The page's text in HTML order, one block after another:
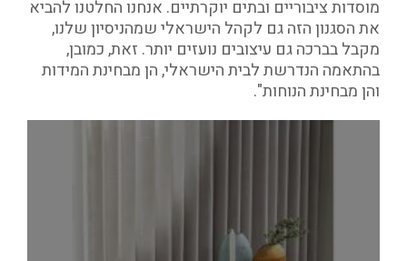
מוסדות ציבוריים ובתים יוקרתיים. אנחנו החלטנו להביא
את הסגנון הזה גם לקהל הישראלי שמהניסיון שלנו,
מקבל בברכה גם עיצובים נועזים יותר. זאת, כמובן,
בהתאמה הנדרשת לבית הישראלי, הן מבחינת המידות
והן מבחינת הנוחות".